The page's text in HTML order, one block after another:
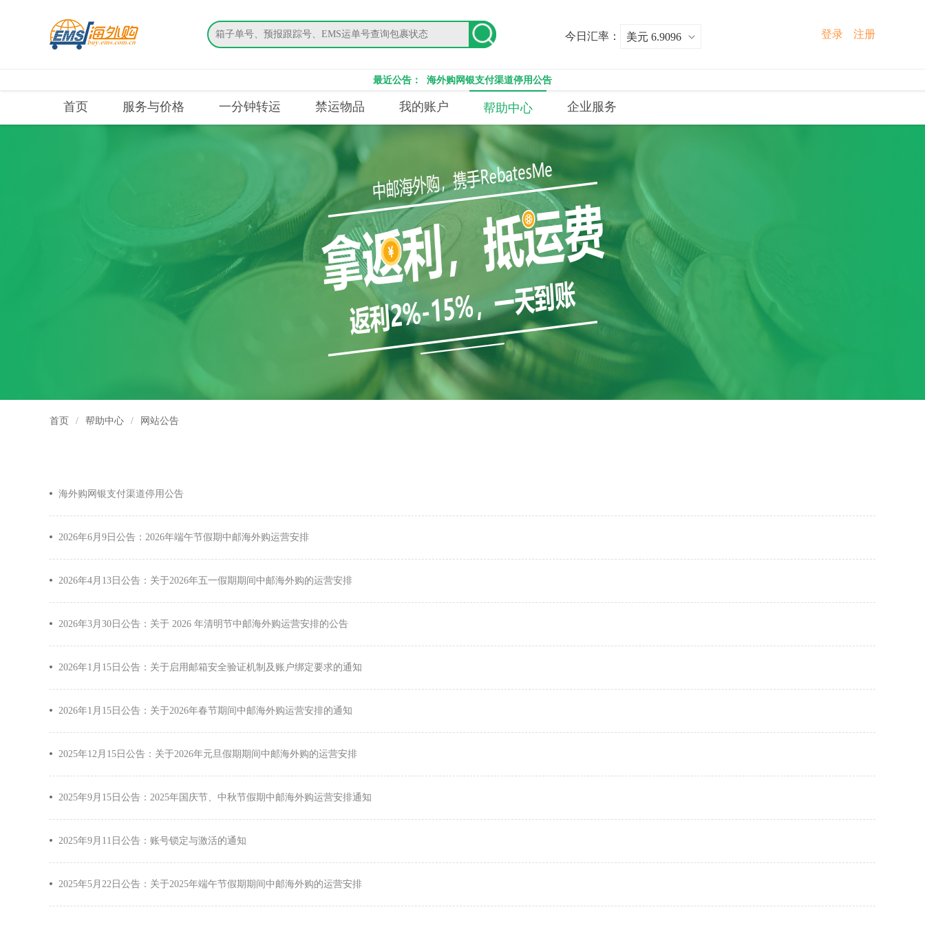
搜索 今日汇率： 美元 6.9096 登录 注册
最近公告： 海外购网银支付渠道停用公告
首页 服务与价格 一分钟转运 禁运物品 我的账户 帮助中心 企业服务
首页 / 帮助中心 / 网站公告
海外购网银支付渠道停用公告
2026年6月9日公告：2026年端午节假期中邮海外购运营安排
2026年4月13日公告：关于2026年五一假期期间中邮海外购的运营安排
2026年3月30日公告：关于 2026 年清明节中邮海外购运营安排的公告
2026年1月15日公告：关于启用邮箱安全验证机制及账户绑定要求的通知
2026年1月15日公告：关于2026年春节期间中邮海外购运营安排的通知
2025年12月15日公告：关于2026年元旦假期期间中邮海外购的运营安排
2025年9月15日公告：2025年国庆节、中秋节假期中邮海外购运营安排通知
2025年9月11日公告：账号锁定与激活的通知
2025年5月22日公告：关于2025年端午节假期期间中邮海外购的运营安排